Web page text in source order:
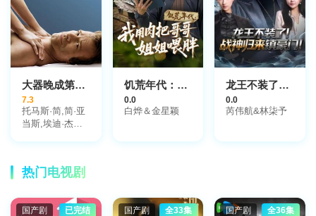
姆,尼尔·杰克逊,
古斯塔·斯卡斯加
德,法瑞斯·法瑞
斯,贝蒂·加布里
埃尔,真田广之,
本·巴恩斯,泰莎·
汤普森,冈本多
绪,茱莉亚·琼斯,
扎恩·迈克拉农,
卢克·海姆斯沃
大器晚成第二季
7.3
托马斯·简,简·亚
当斯,埃迪·杰米
切,瑞贝卡·克雷
饥荒年代：我用肉把哥哥姐姐喂胖
0.0
白烨＆金星颖
龙王不装了！战神归来镇豪门
0.0
芮伟航&林柒予
热门电视剧
国产剧 已完结 国产剧 全33集 国产剧 全36集